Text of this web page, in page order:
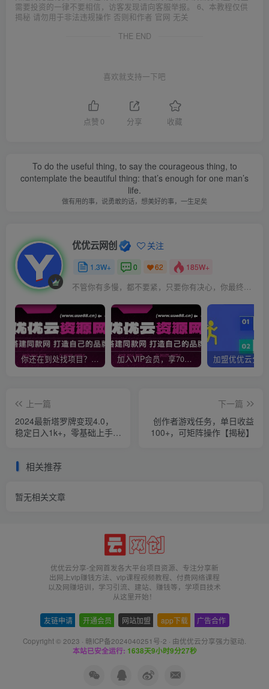
需要投资的一律不要相信，访客发现请向客服举报。 6、本教程仅供
揭秘 请勿用于非法违规操作 否则和作者 官网 无关
THE END
喜欢就支持一下吧
点赞 0 分享 收藏
To do the useful thing, to say the courageous thing, to
contemplate the beautiful thing: that’s enough for one man’s
life.
做有用的事，说勇敢的话，想美好的事，一生足矣
优优云网创 关注
1.3W+ 0 62 185W+
不管你有多慢，都不要紧，只要你有决心，你最终都会到达想去的地方
你还在到处找项目？还在当韭菜？我靠网创资源站一个月收入5万+，曾经我也是个失败者。 加入VIP会员，享70%的推广提成，免费学习多种网上创业课程，菜鸟秒变大神！
上一篇
2024最新塔罗牌变现4.0，
稳定日入1k+，零基础上手，
下一篇
创作者游戏任务，单日收益
100+，可矩阵操作【揭秘】
相关推荐
暂无相关文章
优优云分享-全网首发各大平台项目资源、专注分享新
出网上vip赚钱方法、vip课程视频教程、付费网络课程
以及网赚培训，学习引流、建站、赚钱等，学项目技术
从这里开始！
友链申请 开通会员 网站加盟 app下载 广告合作
Copyright © 2023 · 赣ICP备2024040251号-2 · 由优优云分享强力驱动.
本站已安全运行: 1638天9小时9分27秒